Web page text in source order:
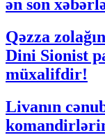
ən son
Qəzza
Dini Sionist
müxalifdir!
Livanın